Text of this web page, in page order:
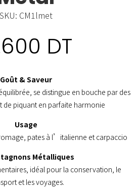
SKU: CM1lmet
DT
Goût & Saveur
se distingue en bouche par des
piquant en parfaite harmonie
Usage
pates à l’italienne et carpaccio
Métalliques
idéal pour la conservation, le
et les voyages.